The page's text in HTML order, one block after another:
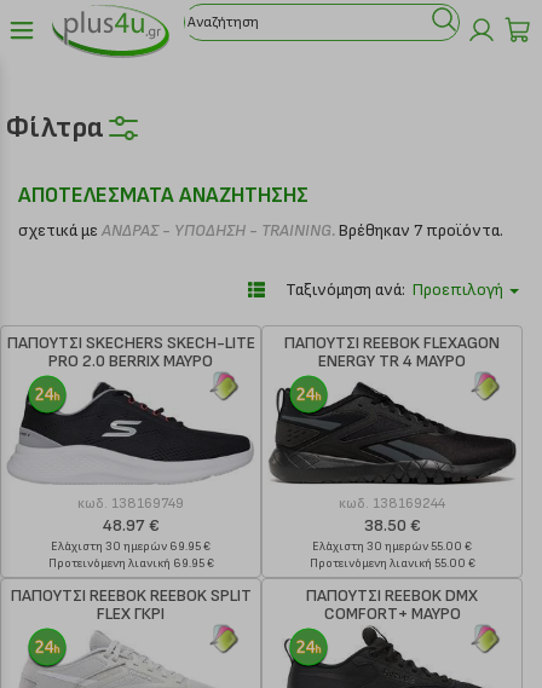
Φίλτρα
ΑΠΟΤΕΛΕΣΜΑΤΑ ΑΝΑΖΗΤΗΣΗΣ
σχετικά με ΑΝΔΡΑΣ - ΥΠΟΔΗΣΗ - TRAINING.Βρέθηκαν 7 προϊόντα.
Ταξινόμηση ανά: Προεπιλογή
ΠΑΠΟΥΤΣΙ SKECHERS SKECH-LITE
PRO 2.0 BERRIX ΜΑΥΡΟ
κωδ. 138169749
48.97 €
Ελάχιστη 30 ημερών 69.95 €
Προτεινόμενη λιανική 69.95 €
ΠΑΠΟΥΤΣΙ REEBOK FLEXAGON
ENERGY TR 4 ΜΑΥΡΟ
κωδ. 138169244
38.50 €
Ελάχιστη 30 ημερών 55.00 €
Προτεινόμενη λιανική 55.00 €
ΠΑΠΟΥΤΣΙ REEBOK REEBOK SPLIT
FLEX ΓΚΡΙ
ΠΑΠΟΥΤΣΙ REEBOK DMX
COMFORT+ ΜΑΥΡΟ